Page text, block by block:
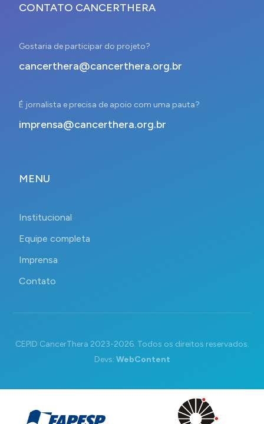
CONTATO CANCERTHERA
Gostaria de participar do projeto?
cancerthera@cancerthera.org.br
É jornalista e precisa de apoio com uma pauta?
imprensa@cancerthera.org.br
MENU
Institucional
Equipe completa
Imprensa
Contato
CEPID CancerThera 2023-2026. Todos os direitos reservados.
Devs: WebContent